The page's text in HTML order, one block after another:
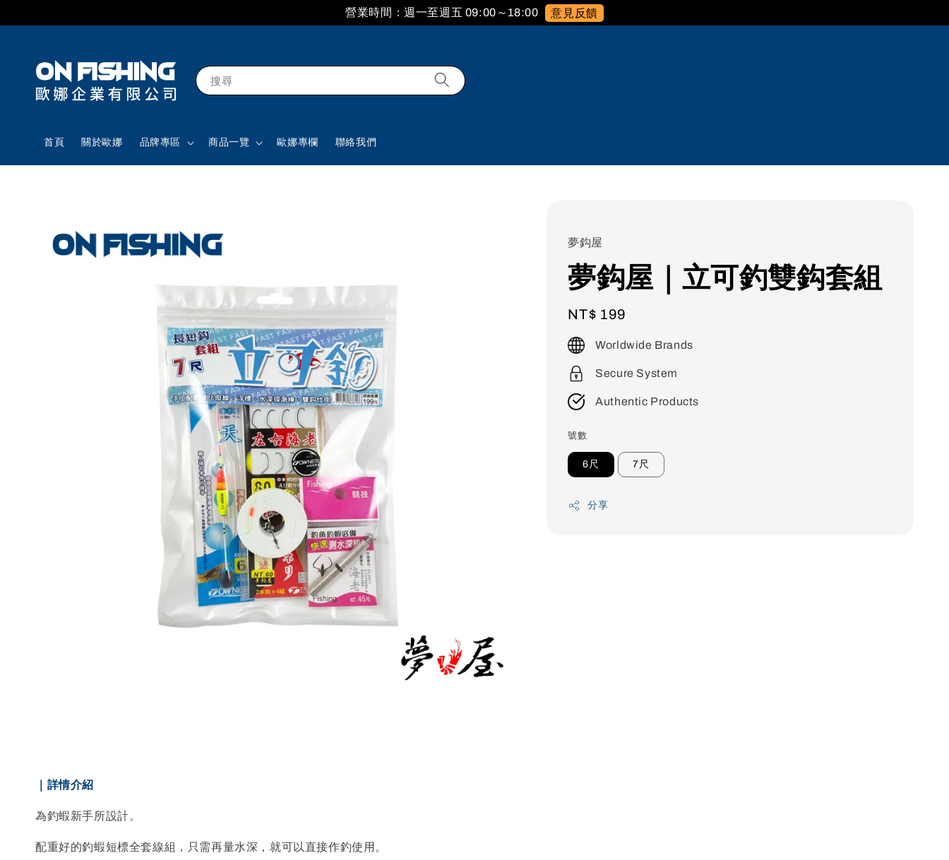
營業時間：週一至週五 09:00～18:00 意見反饋
搜尋
首頁 關於歐娜 品牌專區 商品一覽 歐娜專欄 聯絡我們
夢鈎屋
夢鈎屋｜立可釣雙鈎套組
Regular
price
NT$ 199
Worldwide Brands
Secure System
Authentic Products
號數
6尺 7尺
分享
｜詳情介紹
為釣蝦新手所設計。
配重好的釣蝦短標全套線組，只需再量水深，就可以直接作釣使用。